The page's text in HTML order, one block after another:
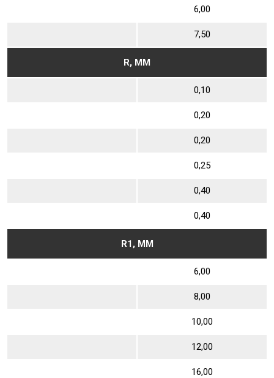
6,00
7,50
R, ММ
0,10
0,20
0,20
0,25
0,40
0,40
R1, ММ
6,00
8,00
10,00
12,00
16,00